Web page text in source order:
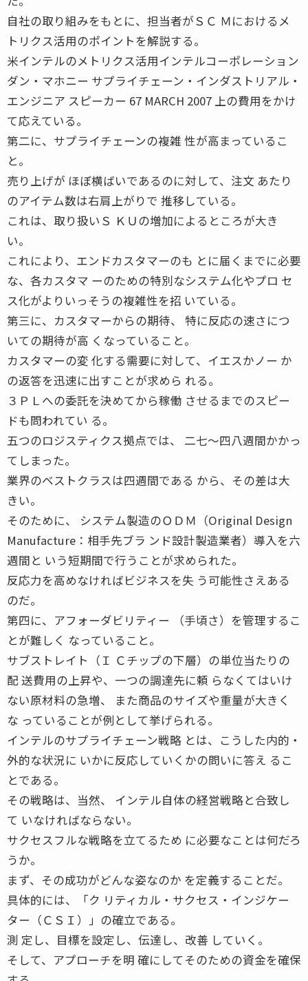
自社の取り組みをもとに、担当者がＳＣ Ｍにおけるメ
トリクス活用のポイントを解説する。
米インテルのメトリクス活用インテルコーポレーション
ダン・マホニー サプライチェーン・インダストリアル・
エンジニア スピーカー 67 MARCH 2007 上の費用をかけ
て応えている。
第二に、サプライチェーンの複雑 性が高まっているこ
と。
売り上げが ほぼ横ばいであるのに対して、注文 あたり
のアイテム数は右肩上がりで 推移している。
これは、取り扱いＳ ＫＵの増加によるところが大き
い。
これにより、エンドカスタマーのも とに届くまでに必要
な、各カスタマ ーのための特別なシステム化やプロ セ
ス化がよりいっそうの複雑性を招 いている。
第三に、カスタマーからの期待、 特に反応の速さにつ
いての期待が高 くなっていること。
カスタマーの変 化する需要に対して、イエスかノー か
の返答を迅速に出すことが求めら れる。
３ＰＬへの委託を決めてから稼働 させるまでのスピー
ドも問われてい る。
五つのロジスティクス拠点では、 二七〜四八週間かかっ
てしまった。
業界のベストクラスは四週間である から、その差は大
きい。
そのために、 システム製造のＯＤＭ（Original Design
Manufacture：相手先ブラ ンド設計製造業者）導入を六
週間と いう短期間で行うことが求められた。
反応力を高めなければビジネスを失 う可能性さえある
のだ。
第四に、アフォーダビリティー （手頃さ）を管理するこ
とが難しく なっていること。
サブストレイト（Ｉ Ｃチップの下層）の単位当たりの
配 送費用の上昇や、一つの調達先に頼 らなくてはいけ
ない原材料の急増、 また商品のサイズや重量が大きく
な っていることが例として挙げられる。
インテルのサプライチェーン戦略 とは、こうした内的・
外的な状況に いかに反応していくかの問いに答え るこ
とである。
その戦略は、当然、 インテル自体の経営戦略と合致し
て いなければならない。
サクセスフルな戦略を立てるため に必要なことは何だろ
うか。
まず、その成功がどんな姿なのか を定義することだ。
具体的には、「ク リティカル・サクセス・インジケー
ター（ＣＳＩ）」の確立である。
測 定し、目標を設定し、伝達し、改善 していく。
そして、アプローチを明 確にしてそのための資金を確保